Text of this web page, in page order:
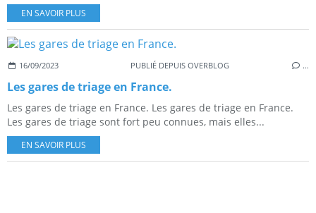
EN SAVOIR PLUS
16/09/2023 PUBLIÉ DEPUIS OVERBLOG …
Les gares de triage en France.
Les gares de triage en France. Les gares de triage en France.
Les gares de triage sont fort peu connues, mais elles...
EN SAVOIR PLUS